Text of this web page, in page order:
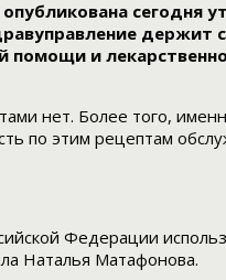
сегодня
и
нет. Более того,
по этим рецептам
Федерации
Наталья Матафонова.